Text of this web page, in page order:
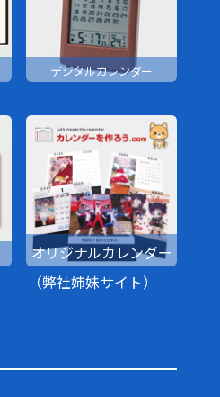
デジタルカレンダー
オリジナルカレンダー
（弊社姉妹サイト）